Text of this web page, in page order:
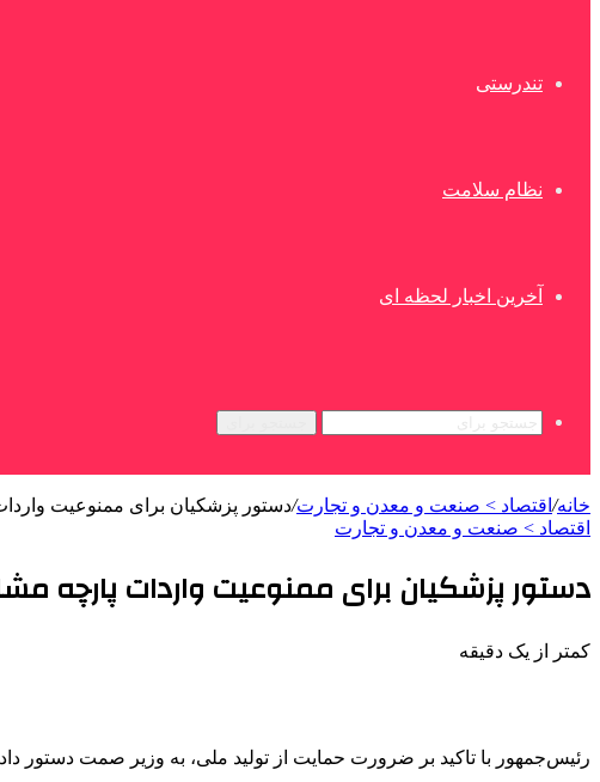
تندرستی
نظام سلامت
آخرین اخبار لحظه ای
خانه/ اقتصاد > صنعت و معدن و تجارت/دستور پزشکیان برای ممنوعیت
اقتصاد > صنعت و معدن و تجارت
دستور پزشکیان برای ممنوعیت واردات پارچه‌
کمتر از یک دقیقه
رئیس‌جمهور با تاکید بر ضرورت حمایت از تولید ملی، به وزیر صمت دستور